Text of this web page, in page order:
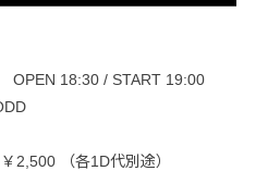
OPEN 18:30 / START 19:00
2,500 （各1D代別途）